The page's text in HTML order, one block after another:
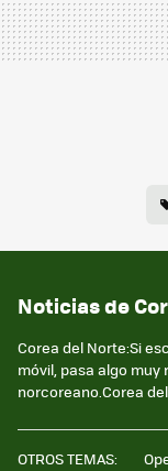
Noticias de
Corea del Norte:Si
móvil, pasa algo muy
norcoreano.Corea
OTROS TEMAS: